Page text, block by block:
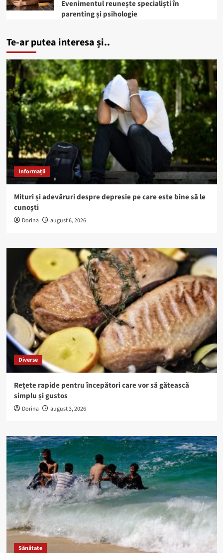
Evenimentul reunește specialiști în
parenting și psihologie
Te-ar putea interesa și..
Informații
Mituri și adevăruri despre depresie pe care este bine să le
cunoști
Dorina august 6, 2026
Diverse
Rețete rapide pentru începători care vor să gătească
simplu și gustos
Dorina august 3, 2026
Sănătate